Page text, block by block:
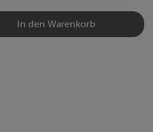
In den Warenkorb